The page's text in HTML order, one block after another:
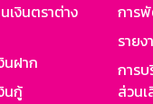
เงินตราต่าง
นฝาก
นกู้
การ
ราย
การ
ส่วน